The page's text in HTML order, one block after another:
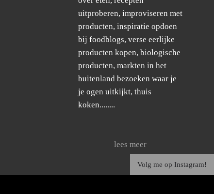
uitproberen, improviseren met
producten, inspiratie opdoen
bij foodblogs, verse eerlijke
producten kopen, biologische
producten, markten in het
buitenland bezoeken waar je
je ogen uitkijkt, thuis
koken........
lees meer
Volg me op Instagram!